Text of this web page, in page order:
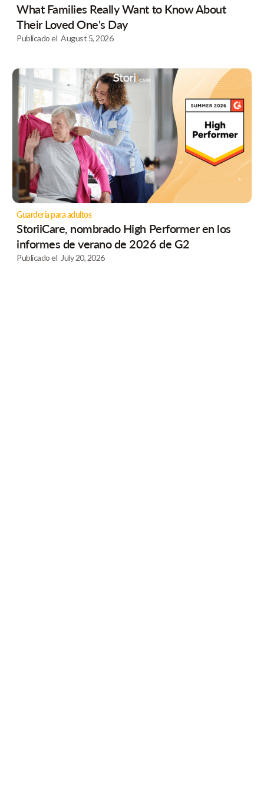
What Families Really Want to Know About
Their Loved One's Day
Publicado el August 5, 2026
Guardería para adultos
StoriiCare, nombrado High Performer en los
informes de verano de 2026 de G2
Publicado el July 20, 2026